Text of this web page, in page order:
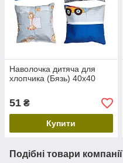
Наволочка дитяча для
хлопчика (Бязь) 40х40
51 ₴
Купити
Подібні товари компанії